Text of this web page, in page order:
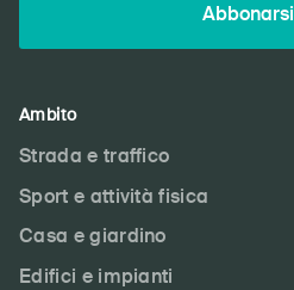
Abbonarsi
Ambito
Strada e traffico
Sport e attività fisica
Casa e giardino
Edifici e impianti